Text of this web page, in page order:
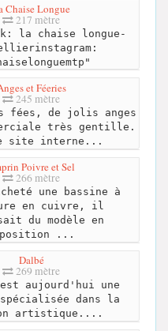
Chaise Longue
217 mètre
la chaise longue-
et Féeries
245 mètre
fées, de jolis anges
très gentille.
site interne...
Poivre et Sel
266 mètre
une bassine à
en cuivre, il
du modèle en
...
Dalbé
269 mètre
est aujourd'hui une
dans la
artistique....